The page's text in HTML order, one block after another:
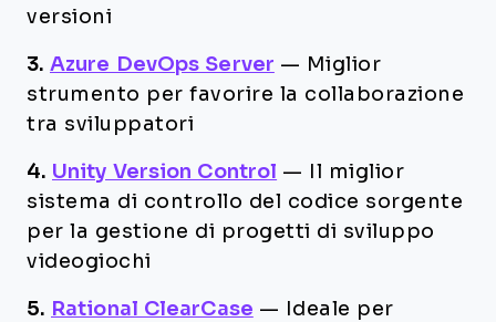
versioni
3. Azure DevOps Server — Miglior
strumento per favorire la collaborazione
tra sviluppatori
4. Unity Version Control —
Il miglior
sistema di controllo del codice sorgente
per la gestione di progetti di sviluppo
videogiochi
5. Rational ClearCase —
Ideale per